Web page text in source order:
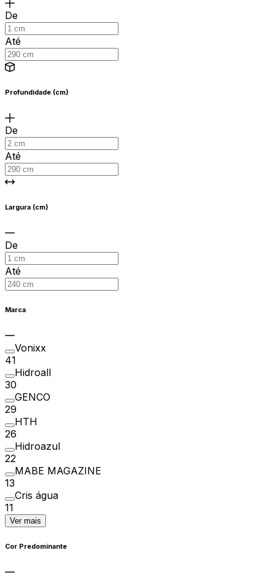
De
Até
Profundidade (cm)
De
Até
Largura (cm)
De
Até
Marca
Vonixx
41
Hidroall
30
GENCO
29
HTH
26
Hidroazul
22
MABE MAGAZINE
13
Cris água
11
Ver mais
Cor Predominante